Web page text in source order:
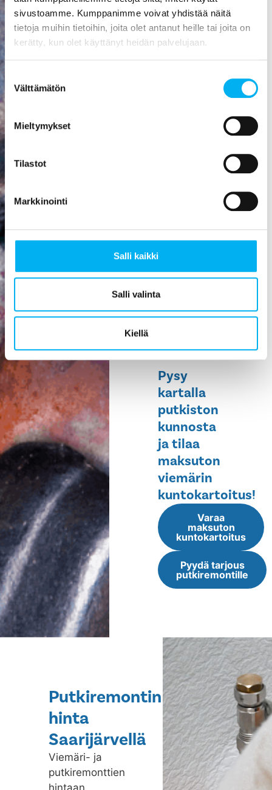
sivustoamme. Kumppanimme voivat yhdistää näitä
tietoja muihin tietoihin, joita olet antanut heille tai joita on
kerätty, kun olet käyttänyt heidän palvelujaan.
valinta
Välttämätön
Mieltymykset
Tilastot
Markkinointi
Salli kaikki
Salli valinta
Kiellä
kosteusvauriot,
kuten
vesivahingon
homehtumisen.
parantaa
viihtyisyyttä,
ehkäisee
vesivahinkoja,
helpottaa
pidentää
elinikää.
Pysy
kartalla
putkiston
kunnosta
ja tilaa
maksuton
viemärin
kuntokartoitus!
Varaa
maksuton
kuntokartoitus
Pyydä tarjous
putkiremontille
Putkiremontin
hinta
Saarijärvellä
Viemäri- ja
putkiremonttien